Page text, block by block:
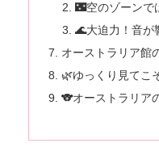
🌃空のゾーンで
🌊大迫力！音が
オーストラリア館
🌿ゆっくり見てこ
🐨オーストラリア